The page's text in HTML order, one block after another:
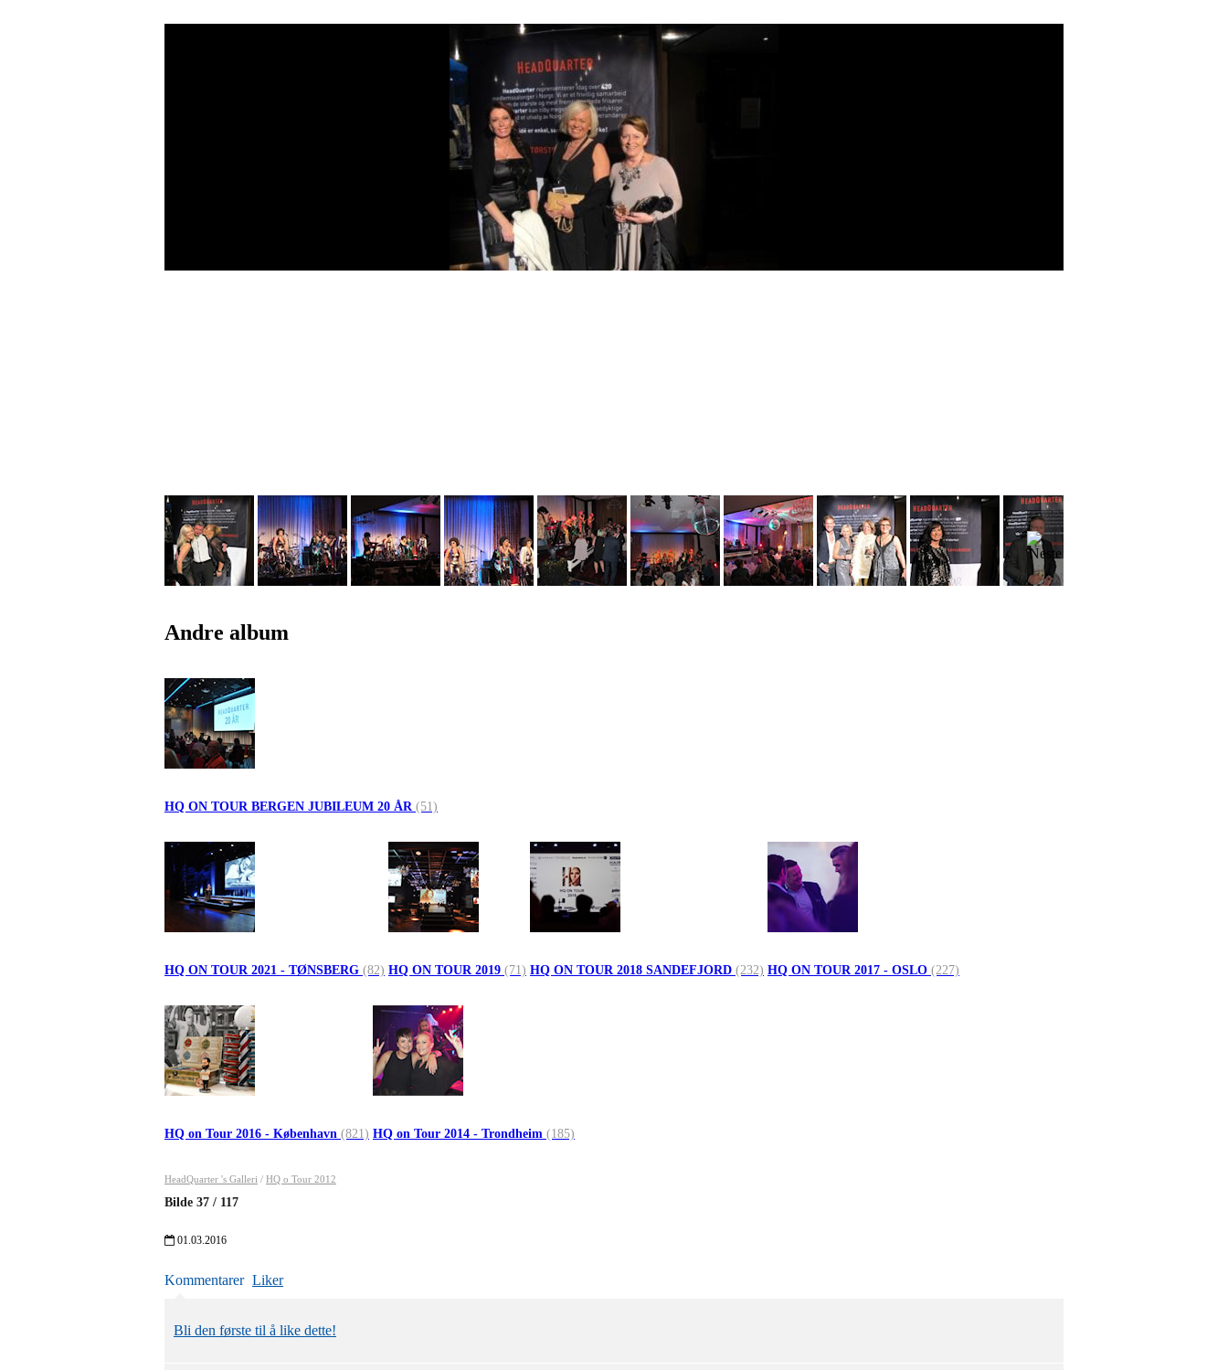
Andre album
HQ ON TOUR BERGEN JUBILEUM 20 ÅR (51)
HQ ON TOUR 2021 - TØNSBERG (82) HQ ON TOUR 2019 (71) HQ ON TOUR 2018 SANDEFJORD (232) HQ ON TOUR 2017 - OSLO (227)
HQ on Tour 2016 - København (821) HQ on Tour 2014 - Trondheim (185)
HeadQuarter 's Galleri / HQ o Tour 2012
Bilde 37 / 117
01.03.2016
Kommentarer Liker
Bli den første til å like dette!